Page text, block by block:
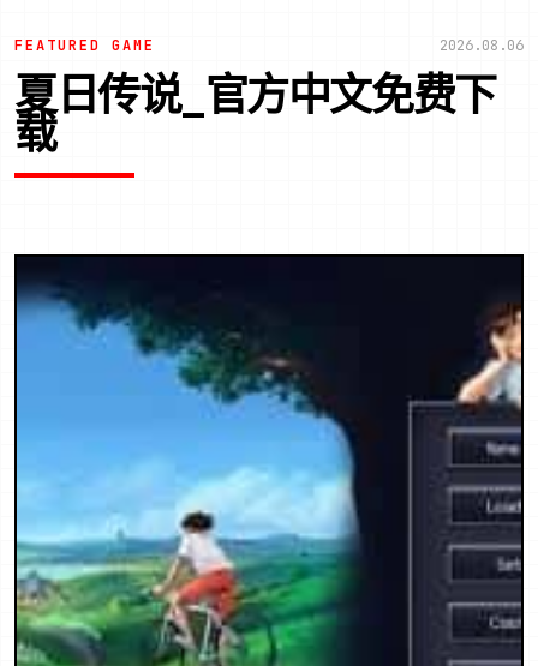
FEATURED GAME 2026.08.06
夏日传说_官方中文免费下
载